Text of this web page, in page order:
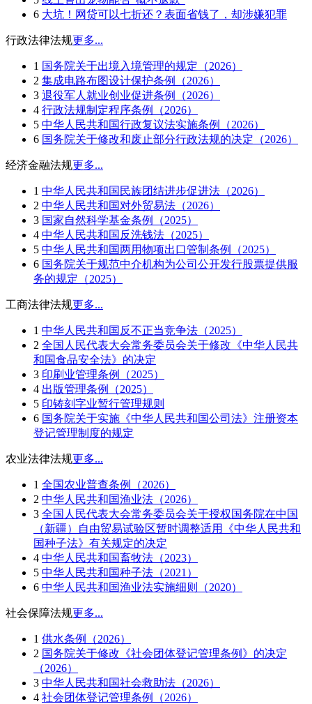
6 大坑！网贷可以七折还？表面省钱了，却涉嫌犯罪
行政法律法规更多...
1 国务院关于出境入境管理的规定（2026）
2 集成电路布图设计保护条例（2026）
3 退役军人就业创业促进条例（2026）
4 行政法规制定程序条例（2026）
5 中华人民共和国行政复议法实施条例（2026）
6 国务院关于修改和废止部分行政法规的决定（2026）
经济金融法规更多...
1 中华人民共和国民族团结进步促进法（2026）
2 中华人民共和国对外贸易法（2026）
3 国家自然科学基金条例（2025）
4 中华人民共和国反洗钱法（2025）
5 中华人民共和国两用物项出口管制条例（2025）
6 国务院关于规范中介机构为公司公开发行股票提供服
务的规定（2025）
工商法律法规更多...
1 中华人民共和国反不正当竞争法（2025）
2 全国人民代表大会常务委员会关于修改《中华人民共
和国食品安全法》的决定
3 印刷业管理条例（2025）
4 出版管理条例（2025）
5 印铸刻字业暂行管理规则
6 国务院关于实施《中华人民共和国公司法》注册资本
登记管理制度的规定
农业法律法规更多...
1 全国农业普查条例（2026）
2 中华人民共和国渔业法（2026）
3 全国人民代表大会常务委员会关于授权国务院在中国
（新疆）自由贸易试验区暂时调整适用《中华人民共和
国种子法》有关规定的决定
4 中华人民共和国畜牧法（2023）
5 中华人民共和国种子法（2021）
6 中华人民共和国渔业法实施细则（2020）
社会保障法规更多...
1 供水条例（2026）
2 国务院关于修改《社会团体登记管理条例》的决定
（2026）
3 中华人民共和国社会救助法（2026）
4 社会团体登记管理条例（2026）